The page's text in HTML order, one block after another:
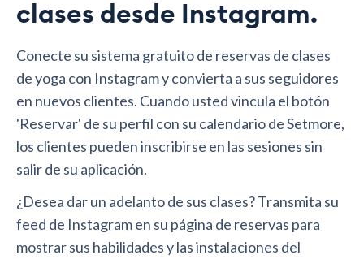
clases desde Instagram.
Conecte su sistema gratuito de reservas de clases
de yoga con Instagram y convierta a sus seguidores
en nuevos clientes. Cuando usted vincula el botón
'Reservar' de su perfil con su calendario de Setmore,
los clientes pueden inscribirse en las sesiones sin
salir de su aplicación.
¿Desea dar un adelanto de sus clases? Transmita su
feed de Instagram en su página de reservas para
mostrar sus habilidades y las instalaciones del